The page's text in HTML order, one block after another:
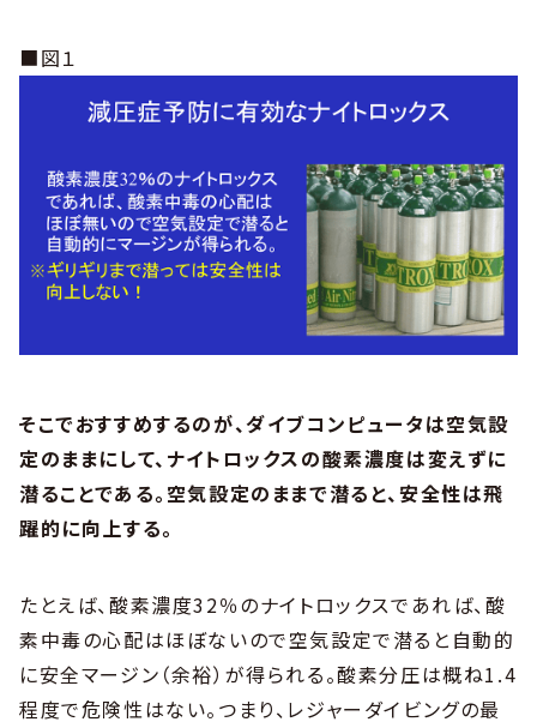
■図１
そこでおすすめするのが、ダイブコンピュータは空気設
定のままにして、ナイトロックスの酸素濃度は変えずに
潜ることである。空気設定のままで潜ると、安全性は飛
躍的に向上する。
たとえば、酸素濃度32％のナイトロックスであれば、酸
素中毒の心配はほぼないので空気設定で潜ると自動的
に安全マージン（余裕）が得られる。酸素分圧は概ね1.4
程度で危険性はない。つまり、レジャーダイビングの最